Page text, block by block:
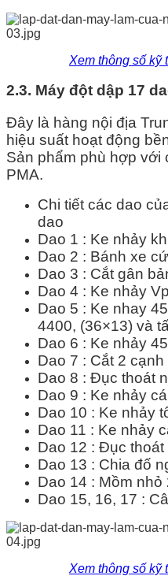
Xem thông số kỹ
2.3. Máy đột dập 17
Đây là hàng nội địa
hiệu suất hoạt động
Sản phẩm phù hợp với
PMA.
Chi tiết các dao
dao
Dao 1 : Ke nhảy
Dao 2 : Bánh xe
Dao 3 : Cắt gân
Dao 4 : Ke nhảy
Dao 5 : Ke nhay
4400, (36×13) và
Dao 6 : Ke nhảy
Dao 7 : Cắt 2
Dao 8 : Đục thoát
Dao 9 : Ke nhảy
Dao 10 : Ke nhảy
Dao 11 : Ke nhảy
Dao 12 : Đục
Dao 13 : Chia đố
Dao 14 : Mồm nhỏ
Dao 15, 16, 17 :
Xem thông số kỹ